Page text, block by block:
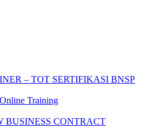
– TOT SERTIFIKASI BNSP
Training
BUSINESS CONTRACT